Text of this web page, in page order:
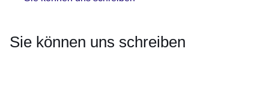
Sie können uns schreiben